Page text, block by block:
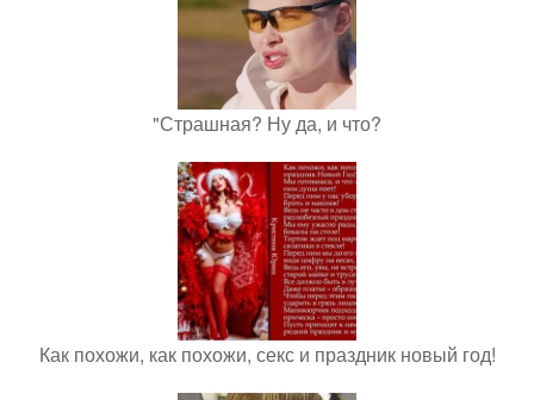
"Страшная? Ну да, и что?
Как похожи, как похожи, секс и праздник новый год!